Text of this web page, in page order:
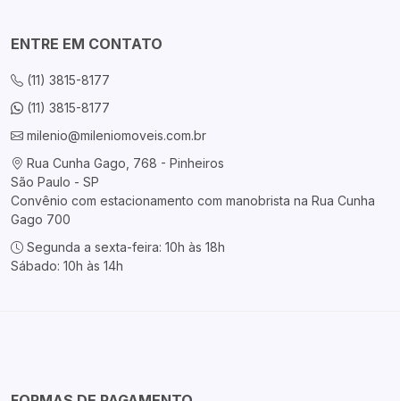
ENTRE EM CONTATO
(11) 3815-8177
(11) 3815-8177
milenio@mileniomoveis.com.br
Rua Cunha Gago, 768 - Pinheiros
São Paulo - SP
Convênio com estacionamento com manobrista na Rua Cunha
Gago 700
Segunda a sexta-feira: 10h às 18h
Sábado: 10h às 14h